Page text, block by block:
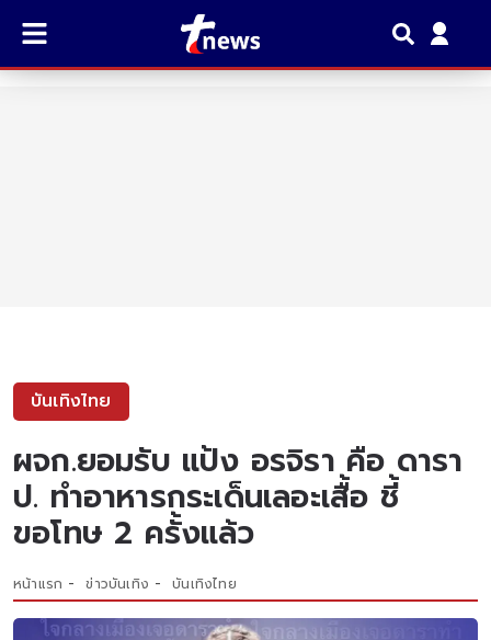
บันเทิงไทย
ผจก.ยอมรับ แป้ง อรจิรา คือ ดารา
ป. ทำอาหารกระเด็นเลอะเสื้อ ชี้
ขอโทษ 2 ครั้งแล้ว
หน้าแรก ข่าวบันเทิง บันเทิงไทย